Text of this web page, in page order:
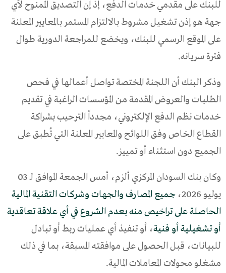
للبنك على مقدمي خدمات الدفع، إذ إن التصديق الممنوح لأي
جهة هو إذن تشغيل مشروط بالالتزام المستمر بالمعايير المعلنة
على الموقع الرسمي للبنك، ويخضع للمراجعة الدورية طوال
فترة سريانه.
وذكر البنك أن اللجنة المختصة تواصل أعمالها في فحص
الطلبات والعروض المقدمة من المؤسسات الراغبة في تقديم
خدمات نظم الدفع الإلكتروني، مجدداً الترحيب بشراكة
القطاع الخاص وفق اللوائح والمعايير المعلنة التي تُطبق على
الجميع دون استثناء أو تمييز.
وكان بنك السودان المركزي ألزم، أمس الجمعة الموافق لـ 03
يوليو 2026،
جميع المصارف والجهات وشركات التقنية المالية
الحاصلة على تراخيص منه بعدم الشروع في أي علاقة تعاقدية
أو تشغيلية أو فنية، أو تنفيذ أي عمليات ربط أو تبادل
للبيانات، قبل الحصول على موافقته المسبقة، بما في ذلك
مشغلو محولات المعاملات المالية.